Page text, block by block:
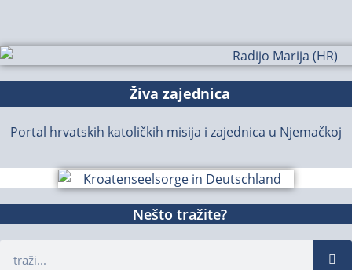
Živa zajednica
Portal hrvatskih katoličkih misija i zajednica u Njemačkoj
Nešto tražite?